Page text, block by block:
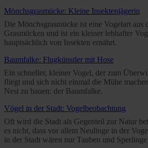
Mönchsgrasmücke: Kleine Insektenjägerin
Die Mönchsgrasmücke ist eine Vogelart aus
Grasmücken und ist ein kleiner lebhafter
hauptsächlich von Insekten ernährt.
Baumfalke: Flugkünstler mit Hose
Ein schneller, kleiner Vogel, der zum
fliegt und sich nicht einmal die Mühe
Nest zu bauen: der Baumfalke.
Vögel in der Stadt: Vogelbeobachtung
Oft wird die Stadt als Gegenteil zur Natur
es nicht, dass vor allem Neulinge in der
in der Stadt wären nur Tauben und